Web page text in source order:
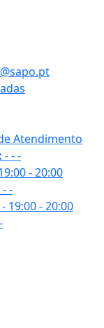
Atendimento
---
- 20:00
--
- 19:00 - 20:00
-